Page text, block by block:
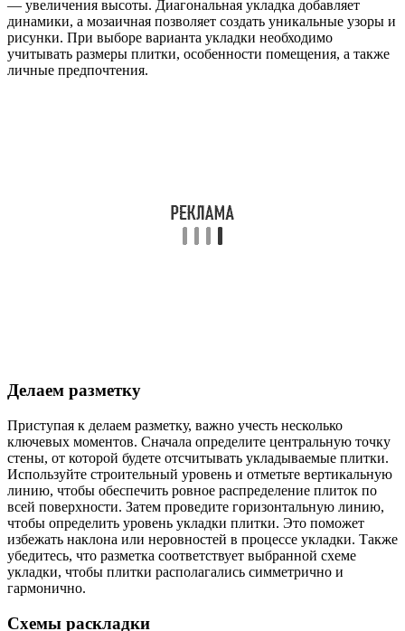
— увеличения высоты. Диагональная укладка добавляет
динамики, а мозаичная позволяет создать уникальные узоры и
рисунки. При выборе варианта укладки необходимо
учитывать размеры плитки, особенности помещения, а также
личные предпочтения.
Делаем разметку
Приступая к делаем разметку, важно учесть несколько
ключевых моментов. Сначала определите центральную точку
стены, от которой будете отсчитывать укладываемые плитки.
Используйте строительный уровень и отметьте вертикальную
линию, чтобы обеспечить ровное распределение плиток по
всей поверхности. Затем проведите горизонтальную линию,
чтобы определить уровень укладки плитки. Это поможет
избежать наклона или неровностей в процессе укладки. Также
убедитесь, что разметка соответствует выбранной схеме
укладки, чтобы плитки располагались симметрично и
гармонично.
Схемы раскладки